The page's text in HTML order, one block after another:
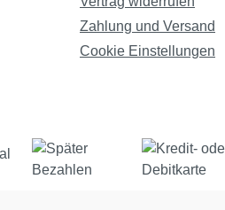
Zahlung und Versand
Cookie Einstellungen